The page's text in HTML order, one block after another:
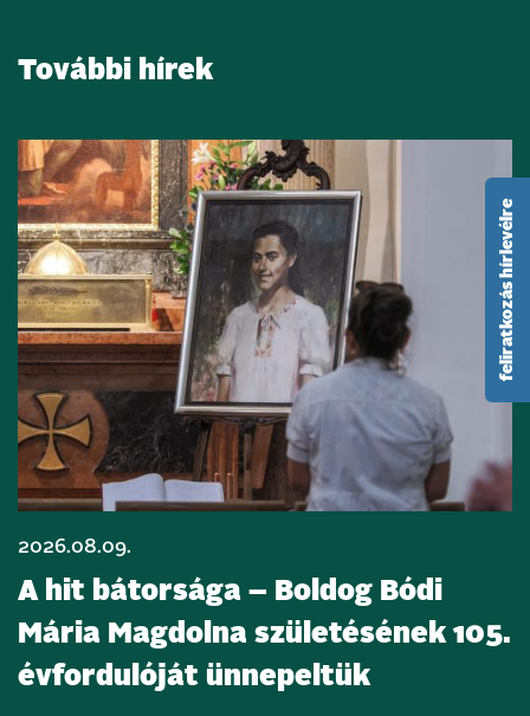
További hírek
2026.08.09.
A hit bátorsága – Boldog Bódi
Mária Magdolna születésének 105.
évfordulóját ünnepeltük
feliratkozás hírlevélre